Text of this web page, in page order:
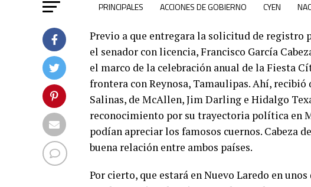
PRINCIPALES ACCIONES DE GOBIERNO CYEN
Previo a que entregara la solicitud de registro
el senador con licencia, Francisco García
el marco de la celebración anual de la Fiesta
frontera con Reynosa, Tamaulipas. Ahí,
Salinas, de McAllen, Jim Darling e Hidalgo
reconocimiento por su trayectoria política en
podían apreciar los famosos cuernos. Cabeza
buena relación entre ambos países.
Por cierto, que estará en Nuevo Laredo en